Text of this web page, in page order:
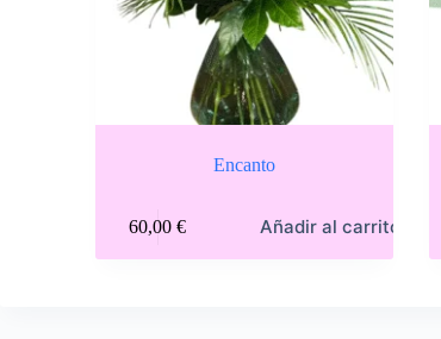
Encanto
60,00€ Añadir al carrito